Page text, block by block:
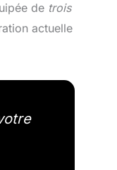
de trois
actuelle